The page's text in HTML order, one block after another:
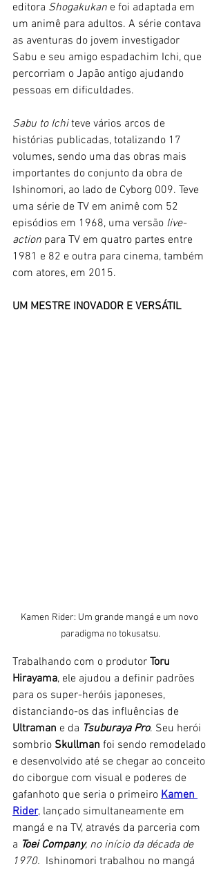
editora Shogakukan e foi adaptada em
um animê para adultos. A série contava
as aventuras do jovem investigador
Sabu e seu amigo espadachim Ichi, que
percorriam o Japão antigo ajudando
pessoas em dificuldades.
Sabu to Ichi teve vários arcos de
histórias publicadas, totalizando 17
volumes, sendo uma das obras mais
importantes do conjunto da obra de
Ishinomori, ao lado de Cyborg 009. Teve
uma série de TV em animê com 52
episódios em 1968, uma versão live-
action para TV em quatro partes entre
1981 e 82 e outra para cinema, também
com atores, em 2015.
UM MESTRE INOVADOR E VERSÁTIL
Kamen Rider: Um grande mangá e um novo
paradigma no tokusatsu.
Trabalhando com o produtor Toru
Hirayama, ele ajudou a definir padrões
para os super-heróis japoneses,
distanciando-os das influências de
Ultraman e da Tsuburaya Pro. Seu herói
sombrio Skullman foi sendo remodelado
e desenvolvido até se chegar ao conceito
do ciborgue com visual e poderes de
gafanhoto que seria o primeiro Kamen
Rider, lançado simultaneamente em
mangá e na TV, através da parceria com
a Toei Company, no início da década de
1970. Ishinomori trabalhou no mangá